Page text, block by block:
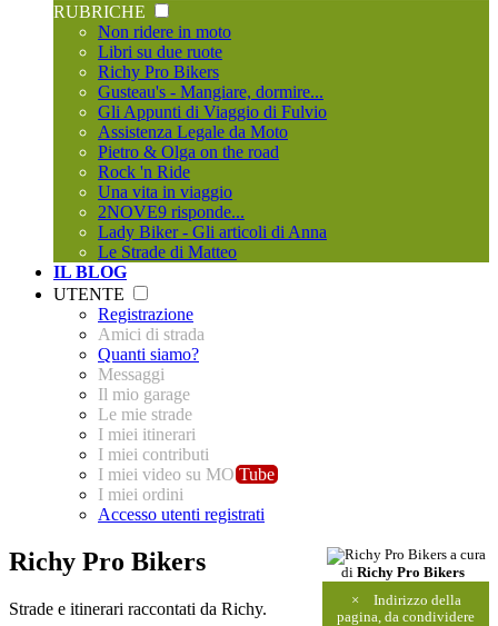
RUBRICHE
Non ridere in moto
Libri su due ruote
Richy Pro Bikers
Gusteau's - Mangiare, dormire...
Gli Appunti di Viaggio di Fulvio
Assistenza Legale da Moto
Pietro & Olga on the road
Rock 'n Ride
Una vita in viaggio
2NOVE9 risponde...
Lady Biker - Gli articoli di Anna
Le Strade di Matteo
IL BLOG
UTENTE
Registrazione
Amici di strada
Quanti siamo?
Messaggi
Il mio garage
Le mie strade
I miei itinerari
I miei contributi
I miei video su MO Tube
I miei ordini
Accesso utenti registrati
a cura
di Richy Pro Bikers
×
Indirizzo della
pagina, da condividere
Richy Pro Bikers
Strade e itinerari raccontati da Richy.